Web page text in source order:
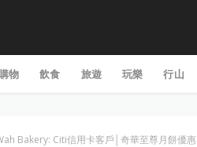
物 飲食 旅遊 玩樂 行山
Bakery: Citi信用卡客戶│奇華至尊月餅優惠